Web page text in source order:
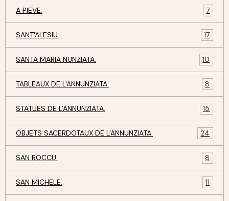
A PIEVE. 7
SANT'ALESIU 17
SANTA MARIA NUNZIATA. 10
TABLEAUX DE L'ANNUNZIATA. 8
STATUES DE L'ANNUNZIATA. 15
OBJETS SACERDOTAUX DE L'ANNUNZIATA. 24
SAN ROCCU. 8
SAN MICHELE. 11